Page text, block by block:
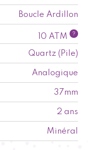
Boucle Ardillon
10 ATM ?
Quartz (Pile)
Analogique
37mm
2 ans
Minéral